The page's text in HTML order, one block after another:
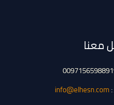
معنا
info@elhesn.com